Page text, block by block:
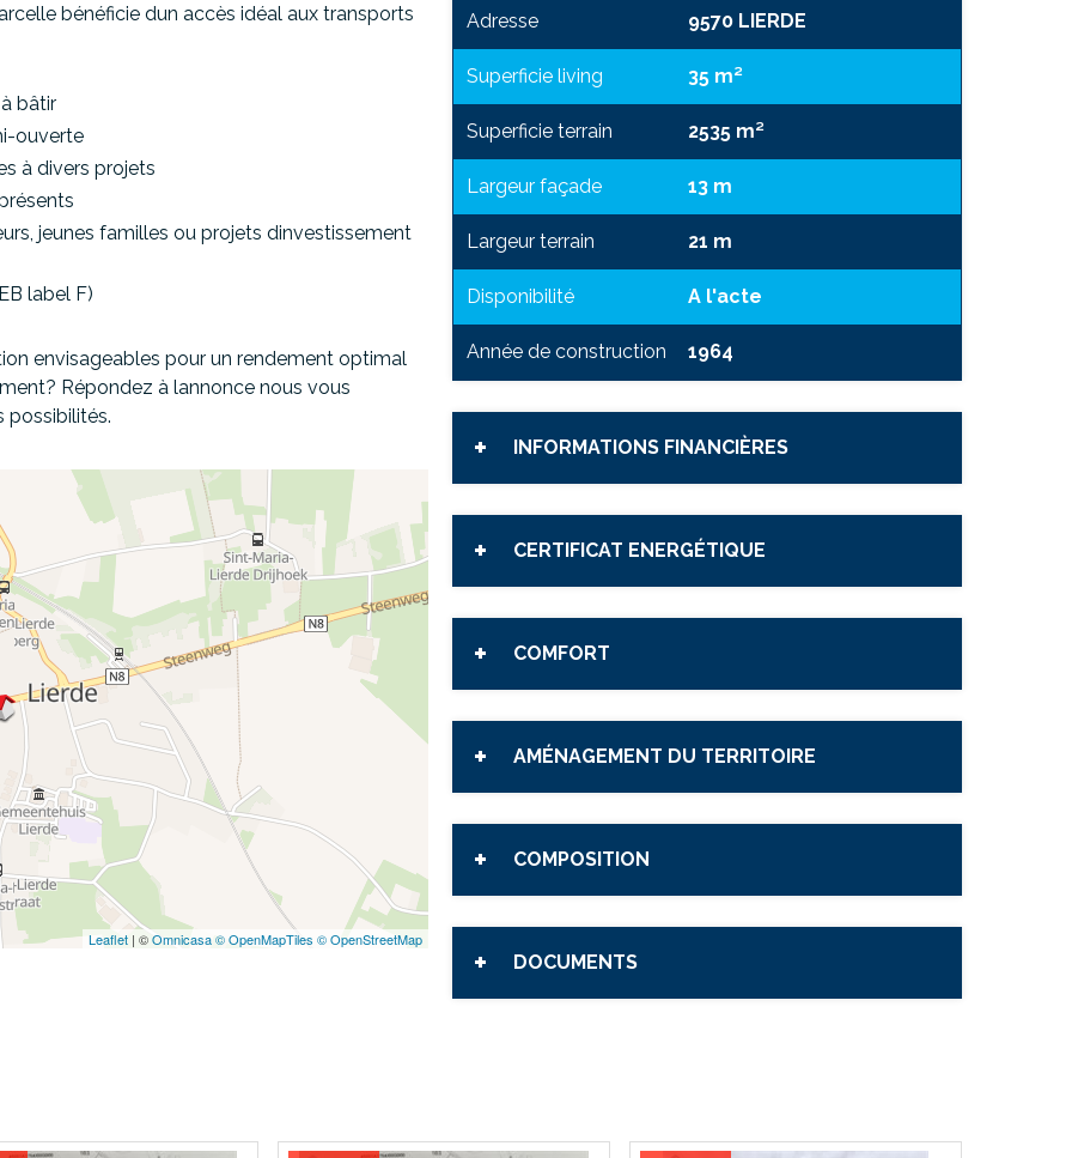
bénéficie dun accès idéal aux transports
bâtir
ouverte
à divers projets
jeunes familles ou projets dinvestissement
label F)
envisageables pour un rendement optimal
Répondez à lannonce nous vous
possibilités.
Leaflet | ©Omnicasa ©OpenMapTiles ©OpenStreetMap
Adresse 9570 LIERDE
Superficie living 35 m²
Superficie terrain 2535 m²
Largeur façade 13 m
Largeur terrain 21 m
Disponibilité A l'acte
Année de construction 1964
INFORMATIONS FINANCIÈRES
CERTIFICAT ENERGÉTIQUE
COMFORT
AMÉNAGEMENT DU TERRITOIRE
COMPOSITION
DOCUMENTS